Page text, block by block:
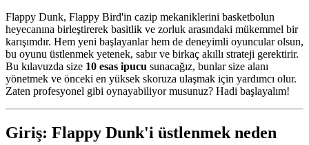
Flappy Dunk, Flappy Bird'in cazip mekaniklerini basketbolun
heyecanına birleştirerek basitlik ve zorluk arasındaki mükemmel bir
karışımdır. Hem yeni başlayanlar hem de deneyimli oyuncular olsun,
bu oyunu üstlenmek yetenek, sabır ve birkaç akıllı strateji gerektirir.
Bu kılavuzda size 10 esas ipucu sunacağız, bunlar size alanı
yönetmek ve önceki en yüksek skoruza ulaşmak için yardımcı olur.
Zaten profesyonel gibi oynayabiliyor musunuz? Hadi başlayalım!
Giriş: Flappy Dunk'i üstlenmek neden